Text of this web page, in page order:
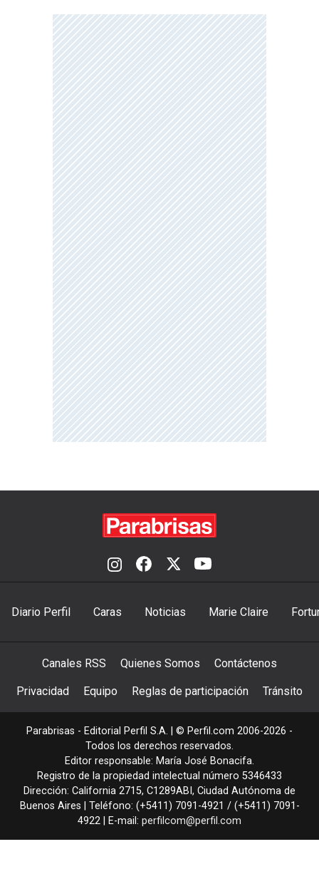
Diario Perfil Caras Noticias Marie Claire
Canales RSS Quienes Somos Contáctenos
Privacidad Equipo Reglas de participación Tránsito
Parabrisas - Editorial Perfil S.A. | © Perfil.com 2006-2026 -
Todos los derechos reservados.
Editor responsable: María José Bonacifa.
Registro de la propiedad intelectual número 5346433
Dirección: California 2715, C1289ABI , Ciudad Autónoma de
Buenos Aires | Teléfono: (+5411) 7091-4921 / (+5411) 7091-
4922 | E-mail: perfilcom@perfil.com